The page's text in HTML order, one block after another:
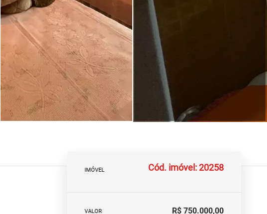
IMÓVEL Cód. imóvel: 20258
VALOR R$ 750.000,00